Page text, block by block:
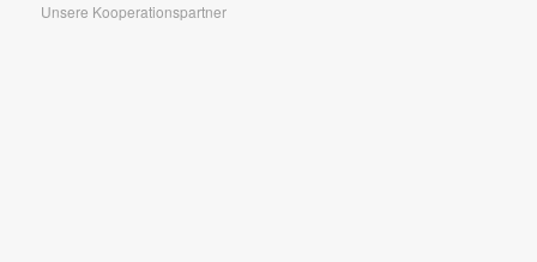
Unsere Kooperationspartner